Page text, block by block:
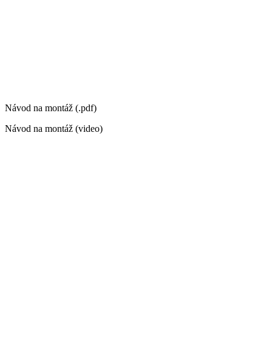
Návod na montáž (.pdf)
Návod na montáž (video)